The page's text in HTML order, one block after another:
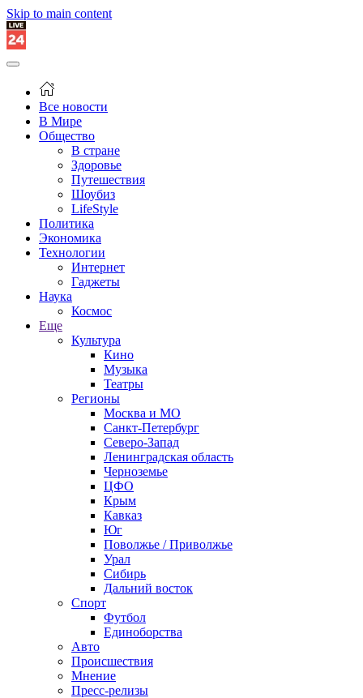
Skip to main content
Все новости
В Мире
Общество
В стране
Здоровье
Путешествия
Шоубиз
LifeStyle
Политика
Экономика
Технологии
Интернет
Гаджеты
Наука
Космос
Еще
Культура
Кино
Музыка
Театры
Регионы
Москва и МО
Санкт-Петербург
Северо-Запад
Ленинградская область
Черноземье
ЦФО
Крым
Кавказ
Юг
Поволжье / Приволжье
Урал
Сибирь
Дальний восток
Спорт
Футбол
Единоборства
Авто
Происшествия
Мнение
Пресс-релизы